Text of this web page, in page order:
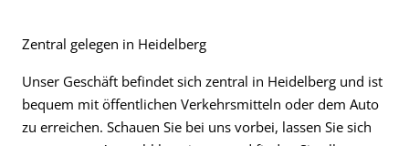
Zentral gelegen in Heidelberg
Unser Geschäft befindet sich zentral in Heidelberg und ist
bequem mit öffentlichen Verkehrsmitteln oder dem Auto
zu erreichen. Schauen Sie bei uns vorbei, lassen Sie sich